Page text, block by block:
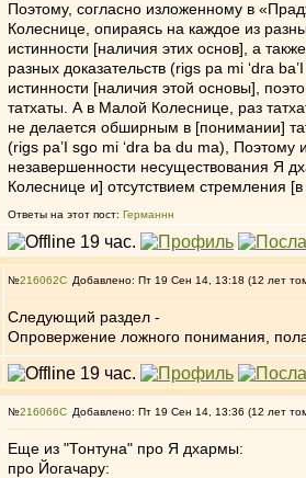
Поэтому, согласно изложенному в
Колеснице, опираясь на каждое из
истинности [наличия этих основ], а
разных доказательств (rigs pa mi ‘dra
истинности [наличия этой основы],
татхаты. А в Малой Колеснице, раз
не делается обширным в [понимании]
(rigs pa’I sgo mi ‘dra ba du ma), Поэтому
незавершенности несуществования Я
Колеснице и] отсутствием стремления
Ответы на этот пост: Германнн
№216062 Добавлено: Пт 19 Сен 14, 13:18 (12 лет
Следующий раздел -
Опровержение ложного понимания,
№216066 Добавлено: Пт 19 Сен 14, 13:36 (12 лет
Еще из "Тонтуна" про Я дхармы:
про Йогачару: